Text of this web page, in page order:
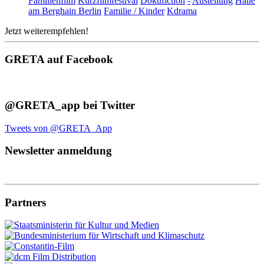
am Berghain Berlin Familie / Kinder Kdrama
Jetzt weiterempfehlen!
GRETA auf Facebook
@GRETA_app bei Twitter
Tweets von @GRETA_App
Newsletter anmeldung
Partners